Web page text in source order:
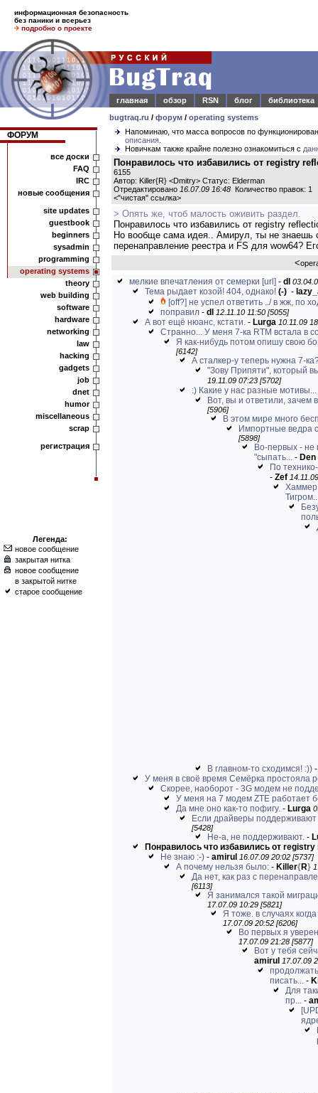
информационная безопасность
без паники и всерьез
подробно о проекте
главная обзор RSN блог
библиотека
bugtraq.ru / форум / operating systems
ФОРУМ
все доски
FAQ
IRC
новые сообщения
site updates
guestbook
beginners
sysadmin
programming
operating systems
theory
web building
software
hardware
networking
law
hacking
gadgets
job
dnet
humor
miscellaneous
scrap
регистрация
Легенда:
новое сообщение
закрытая нитка
новое сообщение
в закрытой нитке
старое сообщение
Напоминаю, что масса вопросов по
описания
Новичкам также крайне полезно ознакомиться с
Понравилось что избавились от registry
6155
Автор: Killer{R} <Dmitry> Статус: Elderman
Отредактировано 16.07.09 16:48 Количество правок: 1
<"чистая" ссылка>
> Опять же, чтоб малость оживить раздел.
Понравилось что избавились от registry
Но вообще сама идея.. Амирул, ты не знаешь
перенаправление реестра и FS для wow64?
<
мелкие впечатления от семерки [url] - dl
Тема рыдает козой! 404, однако! (-) -
[off?] не успел ответить ../ в жж, по
поправил - dl 12.11.10 11:50 [5055]
А вот ещё нюанс, кстати. - Lurga 10.11.09
Странно... У меня 7-ка RTM встала в
Я как-нибудь потом опишу свою
[6142]
А сталкер-у теперь нужна 7-
"Зову Припяти", который
19.11.09 07:23 [5702]
:) Какие у нас разные мотивы...
Вот, вы и ответили, зачем
[5906]
В этом мире много
Импортные ведра
[5898]
Во-первых - не
"сыпать... - Den
По
- Zef
Хаммер
В главном-то сходимся! :))
У меня в своё время Семёрка простояла
Скорее, наоборот - 3G модем не
У меня на 7 модем ZTE работает
Да мне оно как-то пофигу. - Lurga
Если драйверы поддерживают
[5428]
Не-а, не поддерживают. -
Понравилось что избавились от
Не знаю :-) - amirul 16.07.09 20:02 [5737]
А почему нельзя было: - Killer{R}
Да нет, как раз с
[6113]
Я занимался такой
17.07.09 10:29 [5821]
Я тоже. в случаях
17.07.09 20:52 [6206]
Во первых я
17.07.09 21:28 [5877]
Вот у тебя
amirul 17.07.09
писать... -
Для
пр... -